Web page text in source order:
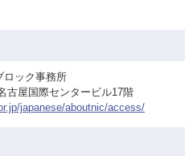
ック事務所
屋国際センタービル17階
japanese/aboutnic/access/